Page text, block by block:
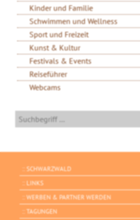
Kinder und Familie
Schwimmen und Wellness
Sport und Freizeit
Kunst & Kultur
Festivals & Events
Reiseführer
Webcams
SCHWARZWALD
LINKS
WERBEN & PARTNER WERDEN
TAGUNGEN